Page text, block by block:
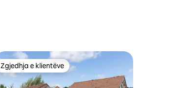
Zgjedhja e klientëve
Zgjedhja e klientëve